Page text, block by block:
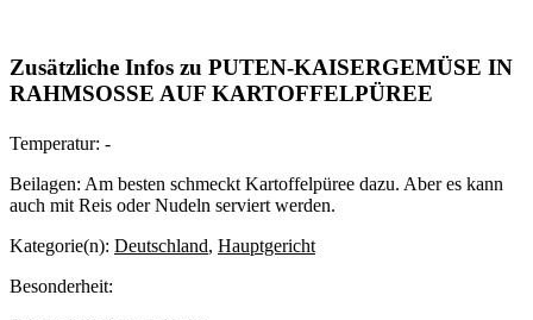
Zusätzliche Infos zu PUTEN-KAISERGEMÜSE IN
RAHMSOSSE AUF KARTOFFELPÜREE
Temperatur: -
Beilagen: Am besten schmeckt Kartoffelpüree dazu. Aber es kann
auch mit Reis oder Nudeln serviert werden.
Kategorie(n): Deutschland, Hauptgericht
Besonderheit: